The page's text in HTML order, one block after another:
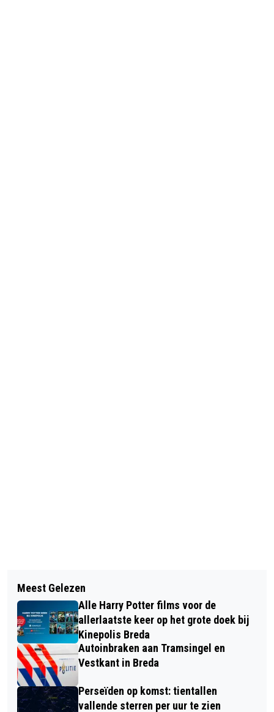
LAATSTE BOOMPJE MARKEERT
BELANGRIJKE STAP IN HERSTEL
GALDERSE HEIDE
BREDA FASHION NIGHT VIERT MODE
ÉN KUNST OP GROTE MARKT
Meest Gelezen
Alle Harry Potter films voor de
allerlaatste keer op het grote doek bij
Kinepolis Breda
Autoinbraken aan Tramsingel en
Vestkant in Breda
Perseïden op komst: tientallen
vallende sterren per uur te zien